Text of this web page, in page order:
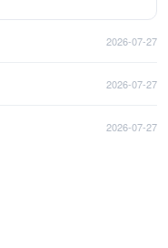
2026-07-27
2026-07-27
2026-07-27